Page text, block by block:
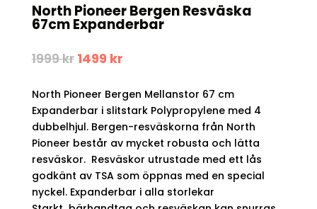
North Pioneer Bergen Resväska
67cm Expanderbar
1999kr Det
var:
1999 kr.
1499 krDet
är:
1499 kr.
North Pioneer Bergen Mellanstor 67 cm
Expanderbar i slitstark Polypropylene med 4
dubbelhjul. Bergen-resväskorna från North
Pioneer består av mycket robusta och lätta
resväskor. Resväskor utrustade med ett lås
godkänt av TSA som öppnas med en special
nyckel. Expanderbar i alla storlekar